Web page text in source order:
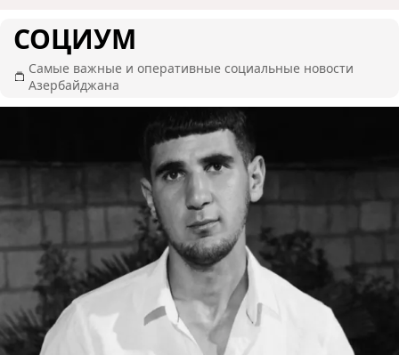
СОЦИУМ
Самые важные и оперативные социальные новости
Азербайджана